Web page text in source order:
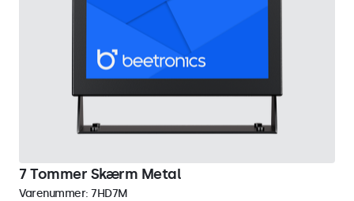
7 Tommer Skærm Metal
Varenummer: 7HD7M